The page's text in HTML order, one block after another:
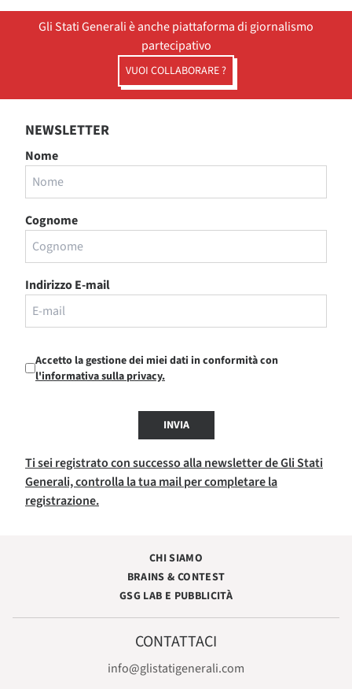
Gli Stati Generali è anche piattaforma di giornalismo
partecipativo
VUOI COLLABORARE ?
NEWSLETTER
Nome
Cognome
Indirizzo E-mail
Accetto la gestione dei miei dati in conformità con
l'informativa sulla privacy.
INVIA
Ti sei registrato con successo alla newsletter de Gli Stati
Generali, controlla la tua mail per completare la
registrazione.
CHI SIAMO
BRAINS & CONTEST
GSG LAB E PUBBLICITÀ
CONTATTACI
info@glistatigenerali.com